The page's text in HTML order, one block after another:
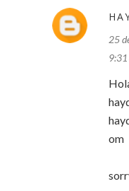
25
9:31
om